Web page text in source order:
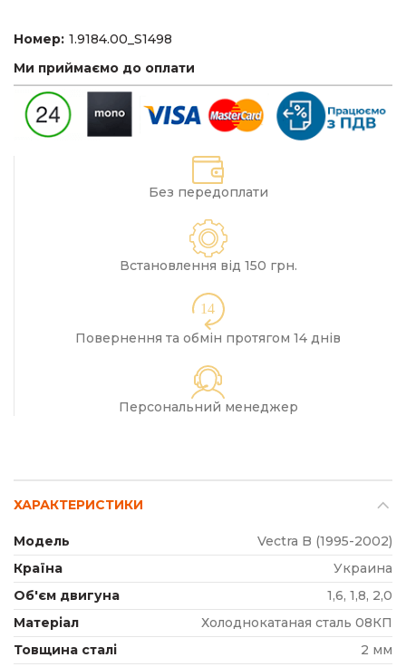
Номер: 1.9184.00_S1498
Ми приймаємо до оплати
Без передоплати
Встановлення від 150 грн.
14
Повернення та обмін протягом 14 днів
Персональний менеджер
ХАРАКТЕРИСТИКИ
Модель
Vectra B (1995-2002)
Країна
Украина
Об'єм двигуна
1,6, 1,8, 2,0
Матеріал
Холоднокатаная сталь 08КП
Товщина сталі
2 мм